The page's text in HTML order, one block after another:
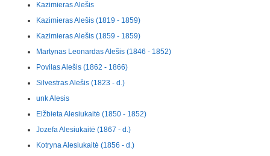
Kazimieras Alešis
Kazimieras Alešis (1819 - 1859)
Kazimieras Alešis (1859 - 1859)
Martynas Leonardas Alešis (1846 - 1852)
Povilas Alešis (1862 - 1866)
Silvestras Alešis (1823 - d.)
unk Alesis
Elžbieta Alesiukaitė (1850 - 1852)
Jozefa Alesiukaitė (1867 - d.)
Kotryna Alesiukaitė (1856 - d.)